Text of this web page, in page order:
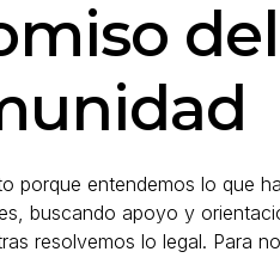
del
porque entendemos lo que
buscando apoyo y
resolvemos lo legal. Para